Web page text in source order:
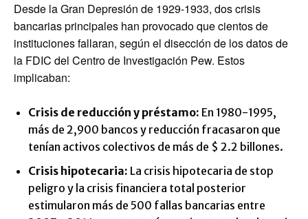
Desde la Gran Depresión de 1929-1933, dos crisis
bancarias principales han provocado que cientos de
instituciones fallaran, según el disección de los datos de
la FDIC del Centro de Investigación Pew. Estos
implicaban:
Crisis de reducción y préstamo: En 1980-1995,
más de 2,900 bancos y reducción fracasaron que
tenían activos colectivos de más de $ 2.2 billones.
Crisis hipotecaria: La crisis hipotecaria de stop
peligro y la crisis financiera total posterior
estimularon más de 500 fallas bancarias entre